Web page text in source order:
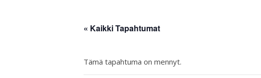
« Kaikki Tapahtumat
Tämä tapahtuma on mennyt.